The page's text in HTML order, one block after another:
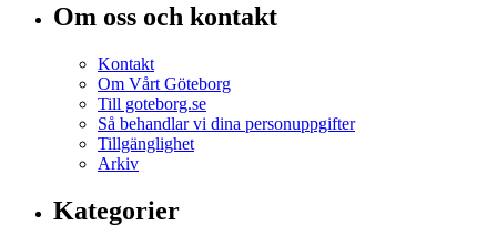
Om oss och kontakt
Kontakt
Om Vårt Göteborg
Till goteborg.se
Så behandlar vi dina personuppgifter
Tillgänglighet
Arkiv
Kategorier